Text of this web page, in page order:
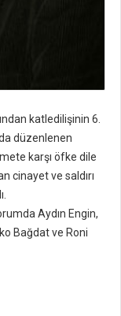
katledilişinin 6.
düzenlenen
karşı öfke dile
cinayet ve saldırı
Aydın Engin,
Bağdat ve Roni